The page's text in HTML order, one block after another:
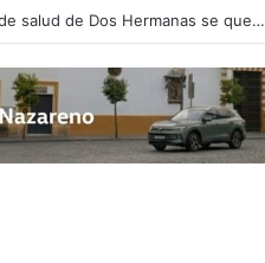
Adelante Andalucía denuncia que varios centros de salud de Dos Hermanas se quedan sin pediatra en pleno mes de agosto